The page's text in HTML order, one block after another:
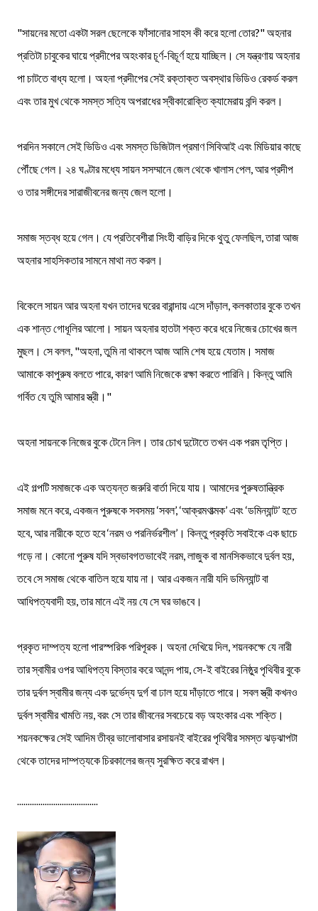
"সায়নের মতো একটা সরল ছেলেকে ফাঁসানোর সাহস কী করে হলো তোর?" অহনার
প্রতিটা চাবুকের ঘায়ে প্রদীপের অহংকার চূর্ণ-বিচূর্ণ হয়ে যাচ্ছিল। সে যন্ত্রণায় অহনার
পা চাটতে বাধ্য হলো। অহনা প্রদীপের সেই রক্তাক্ত অবস্থার ভিডিও রেকর্ড করল
এবং তার মুখ থেকে সমস্ত সত্যি অপরাধের স্বীকারোক্তি ক্যামেরায় বন্দি করল।
পরদিন সকালে সেই ভিডিও এবং সমস্ত ডিজিটাল প্রমাণ সিবিআই এবং মিডিয়ার কাছে
পৌঁছে গেল। ২৪ ঘণ্টার মধ্যে সায়ন সসম্মানে জেল থেকে খালাস পেল, আর প্রদীপ
ও তার সঙ্গীদের সারাজীবনের জন্য জেল হলো।
সমাজ স্তব্ধ হয়ে গেল। যে প্রতিবেশীরা সিংহী বাড়ির দিকে থুতু ফেলছিল, তারা আজ
অহনার সাহসিকতার সামনে মাথা নত করল।
বিকেলে সায়ন আর অহনা যখন তাদের ঘরের বারান্দায় এসে দাঁড়াল, কলকাতার বুকে তখন
এক শান্ত গোধূলির আলো। সায়ন অহনার হাতটা শক্ত করে ধরে নিজের চোখের জল
মুছল। সে বলল, "অহনা, তুমি না থাকলে আজ আমি শেষ হয়ে যেতাম। সমাজ
আমাকে কাপুরুষ বলতে পারে, কারণ আমি নিজেকে রক্ষা করতে পারিনি। কিন্তু আমি
গর্বিত যে তুমি আমার স্ত্রী।"
অহনা সায়নকে নিজের বুকে টেনে নিল। তার চোখ দুটোতে তখন এক পরম তৃপ্তি।
এই গল্পটি সমাজকে এক অত্যন্ত জরুরি বার্তা দিয়ে যায়। আমাদের পুরুষতান্ত্রিক
সমাজ মনে করে, একজন পুরুষকে সবসময় ‘সবল’, ‘আক্রমণাত্মক’ এবং ‘ডমিন্যান্ট’ হতে
হবে, আর নারীকে হতে হবে ‘নরম ও পরনির্ভরশীল’। কিন্তু প্রকৃতি সবাইকে এক ছাচে
গড়ে না। কোনো পুরুষ যদি স্বভাবগতভাবেই নরম, লাজুক বা মানসিকভাবে দুর্বল হয়,
তবে সে সমাজ থেকে বাতিল হয়ে যায় না। আর একজন নারী যদি ডমিন্যান্ট বা
আধিপত্যবাদী হয়, তার মানে এই নয় যে সে ঘর ভাঙবে।
প্রকৃত দাম্পত্য হলো পারস্পরিক পরিপূরক। অহনা দেখিয়ে দিল, শয়নকক্ষে যে নারী
তার স্বামীর ওপর আধিপত্য বিস্তার করে আনন্দ পায়, সে-ই বাইরের নিষ্ঠুর পৃথিবীর বুকে
তার দুর্বল স্বামীর জন্য এক দুর্ভেদ্য দুর্গ বা ঢাল হয়ে দাঁড়াতে পারে। সবল স্ত্রী কখনও
দুর্বল স্বামীর খামতি নয়, বরং সে তার জীবনের সবচেয়ে বড় অহংকার এবং শক্তি।
শয়নকক্ষের সেই আদিম তীব্র ভালোবাসার রসায়নই বাইরের পৃথিবীর সমস্ত ঝড়ঝাপটা
থেকে তাদের দাম্পত্যকে চিরকালের জন্য সুরক্ষিত করে রাখল।
......................................